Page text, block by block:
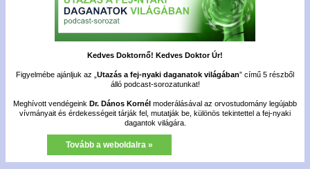
Kedves Doktornő! Kedves Doktor Úr!
Figyelmébe ajánljuk az „ Utazás a fej-nyaki daganatok világában” című 5 részből
álló podcast-sorozatunkat!
Meghívott vendégeink Dr. Dános Kornél moderálásával az orvostudomány legújabb
vívmányait és érdekességeit tárják fel, mutatják be, különös tekintettel a fej-nyaki
dagantok világára.
Tovább a weboldalra »